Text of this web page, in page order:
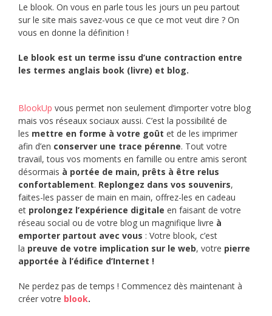
Le blook. On vous en parle tous les jours un peu partout
sur le site mais savez-vous ce que ce mot veut dire ? On
vous en donne la définition !
Le blook est un terme issu d’une contraction entre
les termes anglais book (livre) et blog.
BlookUp vous permet non seulement d’importer votre blog
mais vos réseaux sociaux aussi. C’est la possibilité de
les mettre en forme à votre goût et de les imprimer
afin d’en conserver une trace pérenne. Tout votre
travail, tous vos moments en famille ou entre amis seront
désormais à portée de main, prêts à être relus
confortablement. Replongez dans vos souvenirs,
faites-les passer de main en main, offrez-les en cadeau
et prolongez l’expérience digitale en faisant de votre
réseau social ou de votre blog un magnifique livre à
emporter partout avec vous : Votre blook, c’est
la preuve de votre implication sur le web, votre pierre
apportée à l’édifice d’Internet !
Ne perdez pas de temps ! Commencez dès maintenant à
créer votre blook.